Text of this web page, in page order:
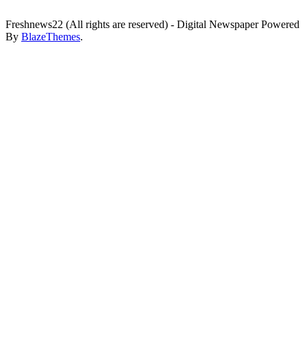
Freshnews22 (All rights are reserved) - Digital Newspaper Powered
By BlazeThemes.